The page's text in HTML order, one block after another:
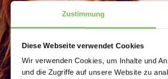
Zustimmung
Diese Webseite verwendet Cookies
Wir verwenden Cookies, um Inhalte und
und die Zugriffe auf unsere Website zu